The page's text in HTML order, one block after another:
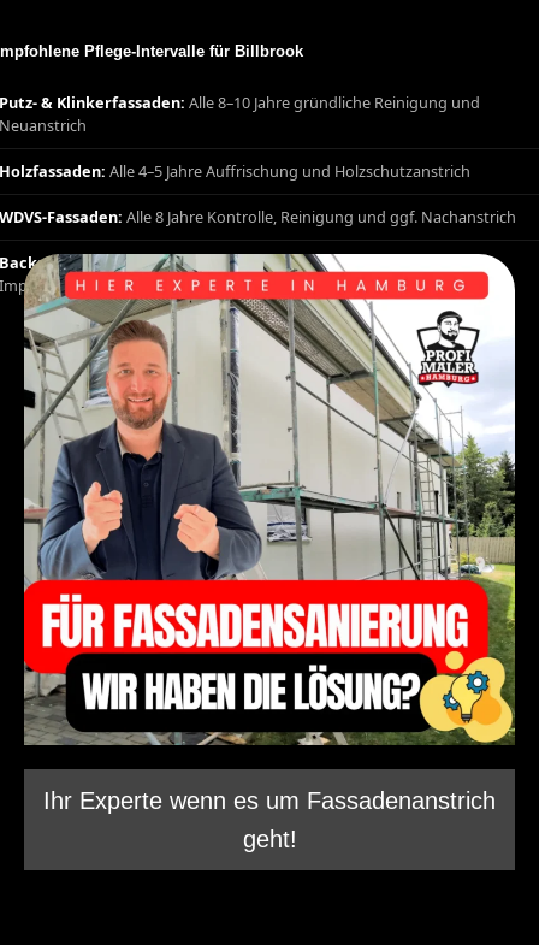
Pflege-Intervalle für Billbrook
Putz- & Klinkerfassaden: Alle 8–10 Jahre gründliche Reinigung und
Neuanstrich
Holzfassaden: Alle 4–5 Jahre Auffrischung und Holzschutzanstrich
WDVS-Fassaden: Alle 8 Jahre Kontrolle, Reinigung und ggf. Nachanstrich
Backsteinfassaden Billbrook:
Alle 10–15 Jahre Fugensanierung und
Imprägnierung
Ihr Experte wenn es um Fassadenanstrich
geht!